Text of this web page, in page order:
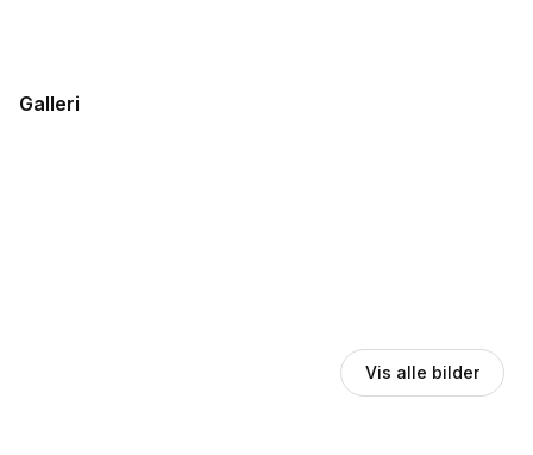
Galleri
Vis alle bilder